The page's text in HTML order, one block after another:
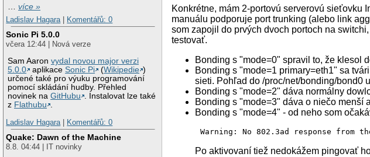
…více »
Ladislav Hagara
Komentářů: 0
Sonic Pi 5.0.0
včera 12:44 | Nová verze
Sam Aaronvydal novou major verzi
5.0.0
aplikaceSonic Pi (Wikipedie )
určené také pro výuku programování
pomocí skládání hudby. Přehled
novinek naGitHubu . Instalovat lze také
z Flathubu .
Ladislav Hagara
Komentářů: 0
Quake: Dawn of the Machine
8.8. 04:44 | IT novinky
Konkrétne, mám 2-portovú serverovú sieťovku
manuálu podporuje port trunking (alebo link
som zapojil do prvých dvoch portoch na
testovať.
Bonding s "mode=0" spravil to, že klesol
Bonding s "mode=1 primary=eth1" sa
sieti. Pohľad do /proc/net/bonding/bond0
Bonding s "mode=2" dáva normálny
Bonding s "mode=3" dáva o niečo menší
Bonding s "mode=4" - od neho som
Warning: No 802.3ad response
Po aktivovaní tiež nedokážem pingovať